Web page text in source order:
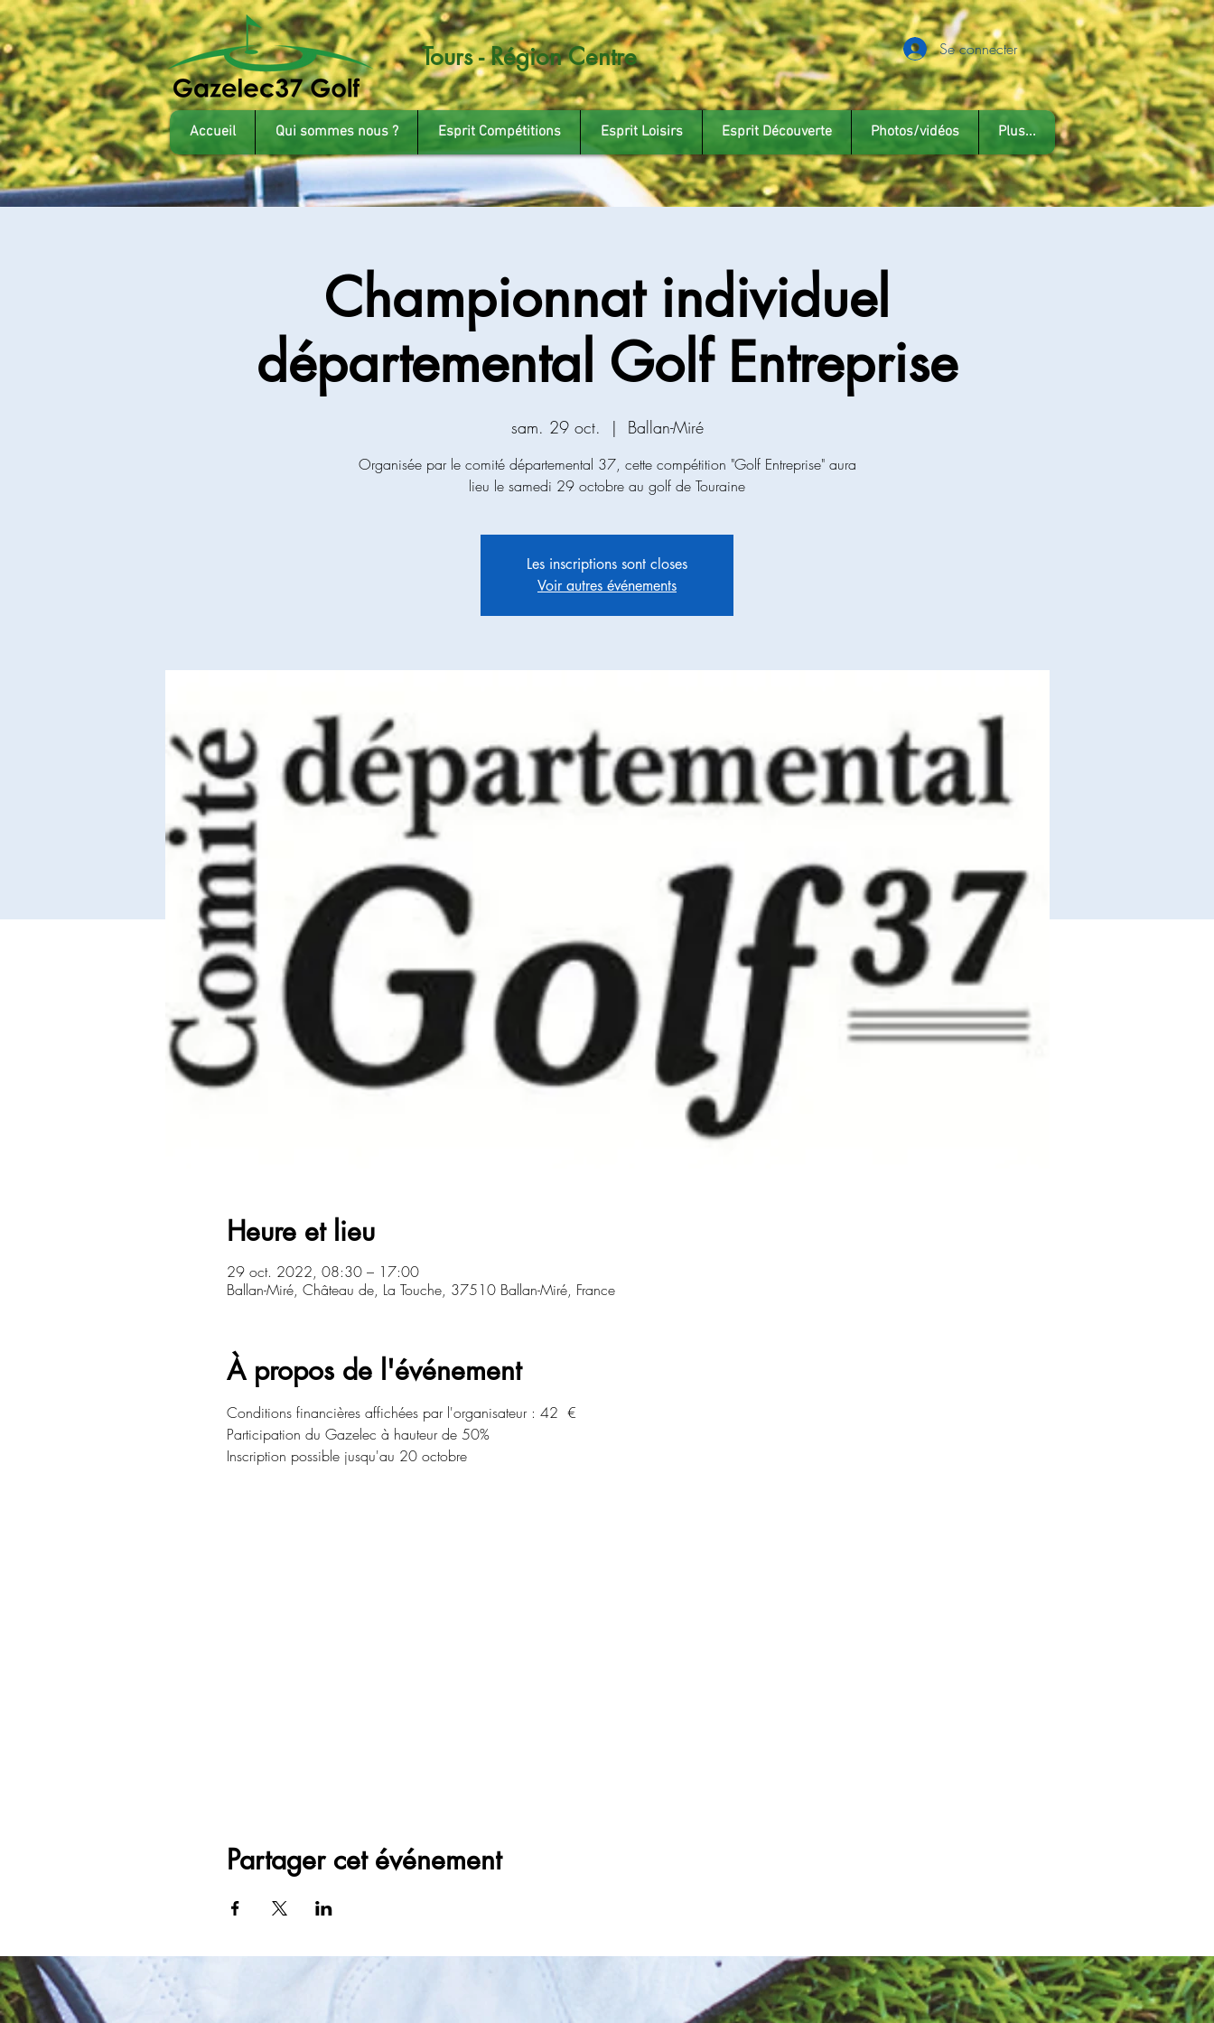
Tours - Région Centre Se connecter
Accueil Qui sommes nous ? Esprit Compétitions Esprit Loisirs Esprit Découverte Photos/vidéos Plus...
Championnat individuel
départemental Golf Entreprise
sam. 29 oct.
  |
Ballan-Miré
Organisée par le comité départemental 37, cette compétition "Golf Entreprise" aura
lieu le samedi 29 octobre au golf de Touraine
Les inscriptions sont closes
Voir autres événements
Heure et lieu
29 oct. 2022, 08:30 – 17:00
Ballan-Miré, Château de, La Touche, 37510 Ballan-Miré, France
À propos de l'événement
Conditions financières affichées par l'organisateur : 42  €
Participation du Gazelec à hauteur de 50%
Inscription possible jusqu'au 20 octobre
Partager cet événement